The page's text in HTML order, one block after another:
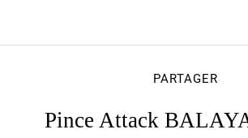
PARTAGER
Pince Attack